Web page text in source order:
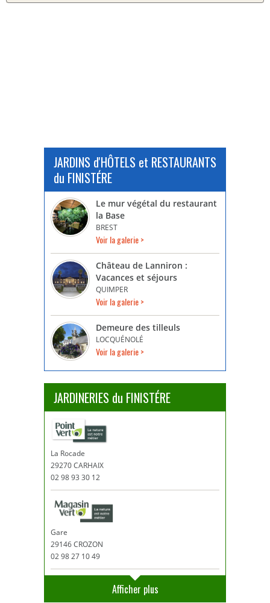
JARDINS d'HÔTELS et RESTAURANTS
du FINISTÉRE
Le mur végétal du restaurant
la Base
BREST
Voir la galerie >
Château de Lanniron :
Vacances et séjours
QUIMPER
Voir la galerie >
Demeure des tilleuls
LOCQUÉNOLÉ
Voir la galerie >
JARDINERIES du FINISTÉRE
La Rocade
29270 CARHAIX
02 98 93 30 12
Gare
29146 CROZON
02 98 27 10 49
Afficher plus